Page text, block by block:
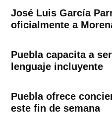
José Luis García
oficialmente a
Puebla capacita a
lenguaje incluyente
Puebla ofrece
este fin de semana